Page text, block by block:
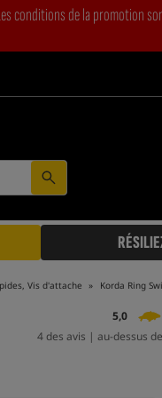
conditions de la promotion
Vis d'attache Korda Ring
5,0
4 des avis | au-dessus